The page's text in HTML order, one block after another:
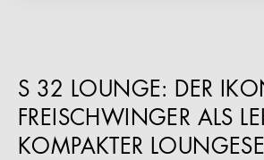
S 32 LOUNGE: DER
FREISCHWINGER ALS
KOMPAKTER